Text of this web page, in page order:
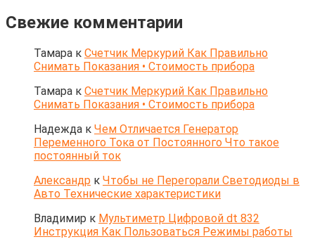
Свежие комментарии
Тамара к Счетчик Меркурий Как Правильно
Снимать Показания • Стоимость прибора
Тамара к Счетчик Меркурий Как Правильно
Снимать Показания • Стоимость прибора
Надежда к Чем Отличается Генератор
Переменного Тока от Постоянного Что такое
постоянный ток
Александр к Чтобы не Перегорали Светодиоды в
Авто Технические характеристики
Владимир к Мультиметр Цифровой dt 832
Инструкция Как Пользоваться Режимы работы